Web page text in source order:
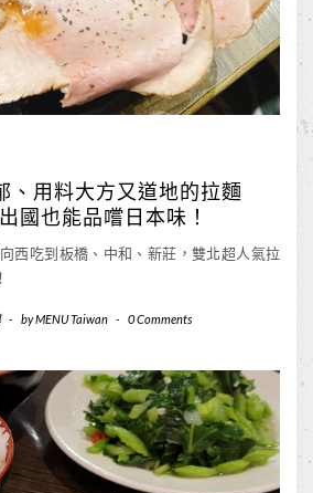
、用料大方又道地的拉麵
國也能品嚐日本味！
西吃到板橋、中和、新莊，雙北超人氣拉
- byMENU Taiwan - 0 Comments